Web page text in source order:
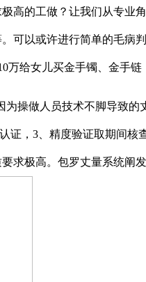
的工做？让我们从专业
可以或许进行简单的毛病
给女儿买金手镯、金手链
做人员技术不脚导致的
，3、精度验证取期间
求极高。包罗丈量系统阐